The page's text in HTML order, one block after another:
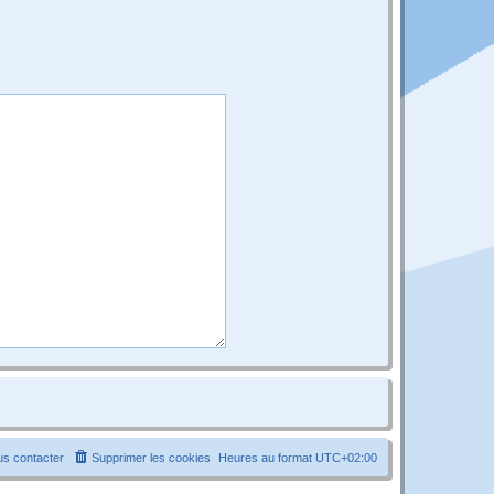
Heures au format UTC+02:00
Supprimer les cookies
contacter